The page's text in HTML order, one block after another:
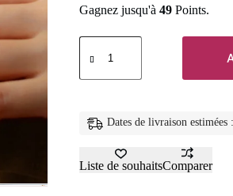
Gagnez jusqu'à49 Points.
quantité
de
personnalisé
inoxydable
femme,
pendentif
Dates de livraison
Liste de souhaitsComparer